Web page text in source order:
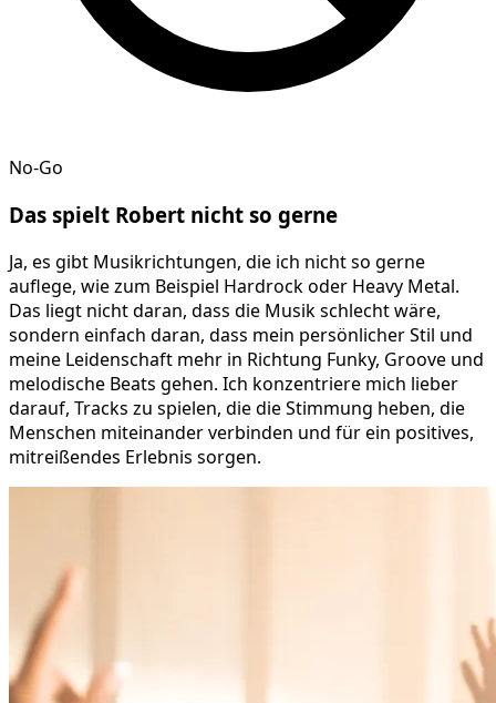
No-Go
Das spielt Robert nicht so gerne
Ja, es gibt Musikrichtungen, die ich nicht so gerne
auflege, wie zum Beispiel Hardrock oder Heavy Metal.
Das liegt nicht daran, dass die Musik schlecht wäre,
sondern einfach daran, dass mein persönlicher Stil und
meine Leidenschaft mehr in Richtung Funky, Groove und
melodische Beats gehen. Ich konzentriere mich lieber
darauf, Tracks zu spielen, die die Stimmung heben, die
Menschen miteinander verbinden und für ein positives,
mitreißendes Erlebnis sorgen.